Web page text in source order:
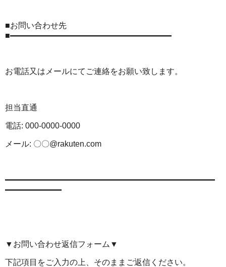
■お問い合わせ先
■━━━━━━━━━━━━━━━━━━━━
お電話又はメールにてご連絡をお願い致します。
担当直通
電話: 000-0000-0000
メール: 〇〇@rakuten.com
━━━━━━━━━━━━━━━━━━━━━━━━━━
━━━━━━━
▼お問い合わせ返信フォーム▼
下記項目をご入力の上、そのままご返信ください。